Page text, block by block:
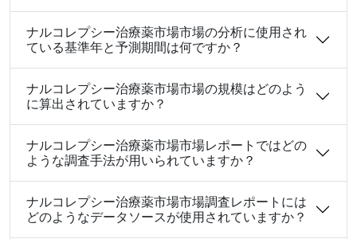
ナルコレプシー治療薬市場市場の分析に使用され
ている基準年と予測期間は何ですか？
ナルコレプシー治療薬市場市場の規模はどのよう
に算出されていますか？
ナルコレプシー治療薬市場市場レポートではどの
ような調査手法が用いられていますか？
ナルコレプシー治療薬市場市場調査レポートには
どのようなデータソースが使用されていますか？